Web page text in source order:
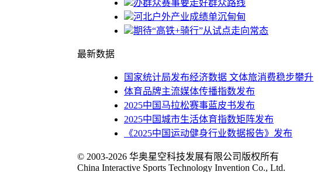
办群众赛事要走好群众路线
河北户外产业成绩单沉甸甸
期待“高铁+骑行”从试点走向常态
最新数据
国家统计局发布经济数据 文体旅消费稳步攀升
体育品牌主流媒体传播指数发布
2025中国马拉松赛事蓝皮书发布
2025中国城市生活体育指数矩阵发布
《2025中国运动健身行业数据报告》发布
© 2003-2026 华奥星空科技发展有限公司版权所有
China Interactive Sports Technology Invention Co., Ltd.